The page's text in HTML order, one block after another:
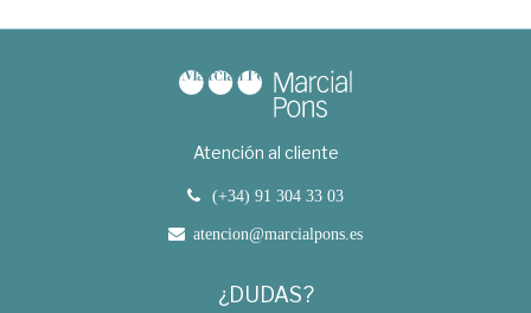
Atención al cliente
(+34) 91 304 33 03
atencion@marcialpons.es
¿DUDAS?